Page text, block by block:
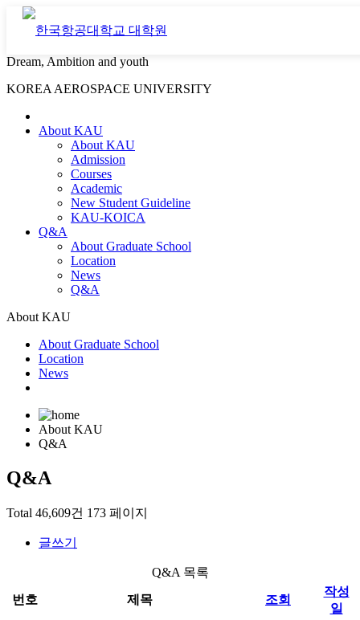
Dream, Ambition and youth
KOREA AEROSPACE UNIVERSITY
About KAU
About KAU
Admission
Courses
Academic
New Student Guideline
KAU-KOICA
Q&A
About Graduate School
Location
News
Q&A
About KAU
About Graduate School
Location
News
About KAU
Q&A
Q&A
Total 46,609건 173 페이지
글쓰기
Q&A 목록
번호
제목 조회
작성
일